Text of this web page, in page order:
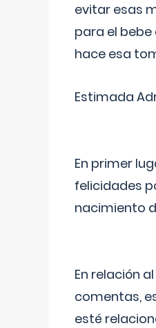
evitar esas
para el
hace esa
Estimada
En primer
felicidades
nacimiento
En relación
comentas,
esté